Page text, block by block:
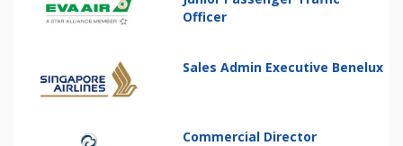
Officer
Sales Admin Executive Benelux
Commercial Director